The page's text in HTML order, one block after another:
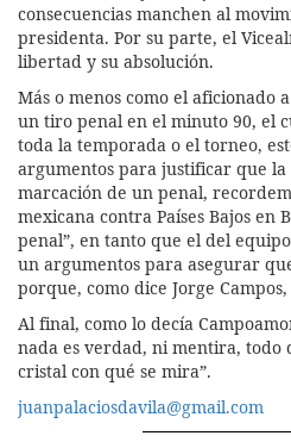
consecuencias manchen al
presidenta. Por su parte, el
libertad y su absolución.
Más o menos como el aficionado
un tiro penal en el minuto 90, el
toda la temporada o el torneo,
argumentos para justificar que
marcación de un penal,
mexicana contra Países Bajos en
penal”, en tanto que el del
un argumentos para asegurar
porque, como dice Jorge
Al final, como lo decía
nada es verdad, ni mentira, todo
cristal con qué se mira”.
juanpalaciosdavila@gmail.com